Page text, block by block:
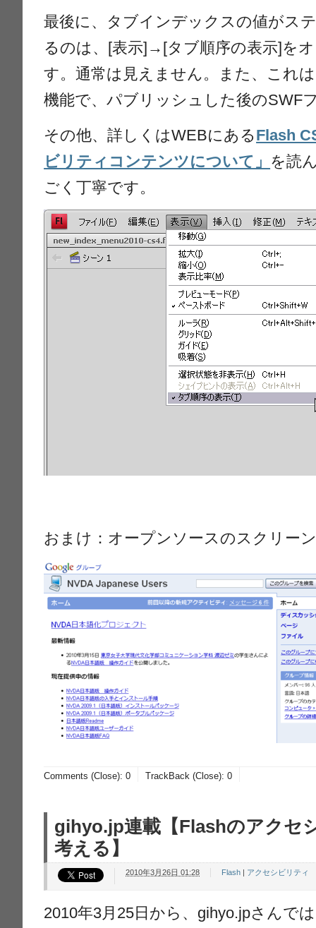
最後に、タブインデックスの値がス
るのは、[表示]→[タブ順序の表示]を
す。通常は見えません。また、これ
機能で、パブリッシュした後のSWF
その他、詳しくはWEBにある Flash
ビリティコンテンツについて」 を読
ごく丁寧です。
おまけ：オープンソースのスクリー
Comments (Close):0 TrackBack (Close):0
gihyo.jp連載【Flashのアクセ
考える】
2010年3月26日 01:28 Flash アクセシビリティ
2010年3月25日から、gihyo.jpさんで